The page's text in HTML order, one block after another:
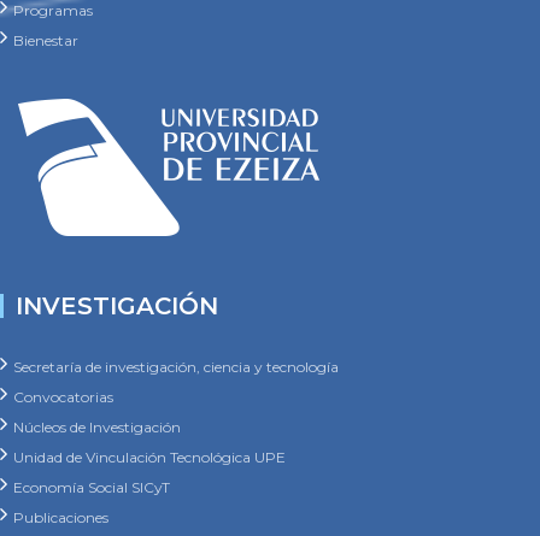
Programas
Bienestar
INVESTIGACIÓN
Secretaría de investigación, ciencia y tecnología
Convocatorias
Núcleos de Investigación
Unidad de Vinculación Tecnológica UPE
Economía Social SICyT
Publicaciones